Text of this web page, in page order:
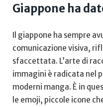
‍Giappone ha
Il giappone‌ ha sempre‍
comunicazione visiva,
sfaccettata.‌ L’arte di
immagini è radicata nel
moderni manga. È in​
le emoji,‌ piccole icone